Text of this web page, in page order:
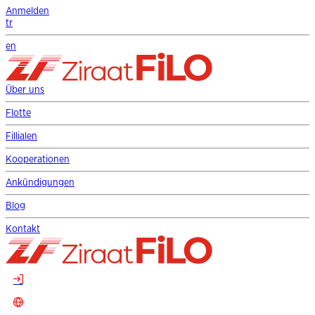
Anmelden
tr
en
Über uns
Flotte
Fillialen
Kooperationen
Ankündigungen
Blog
Kontakt